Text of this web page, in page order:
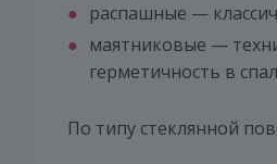
распашные —
маятниковые —
герметичность в
По типу стеклянной